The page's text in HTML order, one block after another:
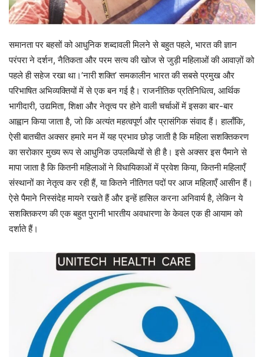
समानता पर बहसों को आधुनिक शब्दावली मिलने से बहुत पहले, भारत की ज्ञान
परंपरा ने दर्शन, नैतिकता और परम सत्य की खोज से जुड़ी महिलाओं की आवाज़ों को
पहले ही सहेज रखा था।’नारी शक्ति’ समकालीन भारत की सबसे प्रमुख और
परिभाषित अभिव्यक्तियों में से एक बन गई है। राजनीतिक प्रतिनिधित्व, आर्थिक
भागीदारी, उद्यमिता, शिक्षा और नेतृत्व पर होने वाली चर्चाओं में इसका बार-बार
आह्वान किया जाता है, जो कि अत्यंत महत्वपूर्ण और प्रासंगिक संवाद हैं। हालाँकि,
ऐसी बातचीत अक्सर हमारे मन में यह प्रभाव छोड़ जाती है कि महिला सशक्तिकरण
का सरोकार मुख्य रूप से आधुनिक उपलब्धियों से ही है। इसे अक्सर इस पैमाने से
मापा जाता है कि कितनी महिलाओं ने विधायिकाओं में प्रवेश किया, कितनी महिलाएँ
संस्थानों का नेतृत्व कर रही हैं, या कितने नीतिगत पदों पर आज महिलाएँ आसीन हैं।
ऐसे पैमाने निस्संदेह मायने रखते हैं और इन्हें हासिल करना अनिवार्य है, लेकिन ये
सशक्तिकरण की एक बहुत पुरानी भारतीय अवधारणा के केवल एक ही आयाम को
दर्शाते हैं।